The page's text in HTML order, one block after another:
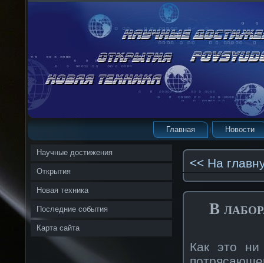
Главная Новости
Научные достижения
Открытия
Новая техника
Последние события
Карта сайта
<< На
В
Как это ни